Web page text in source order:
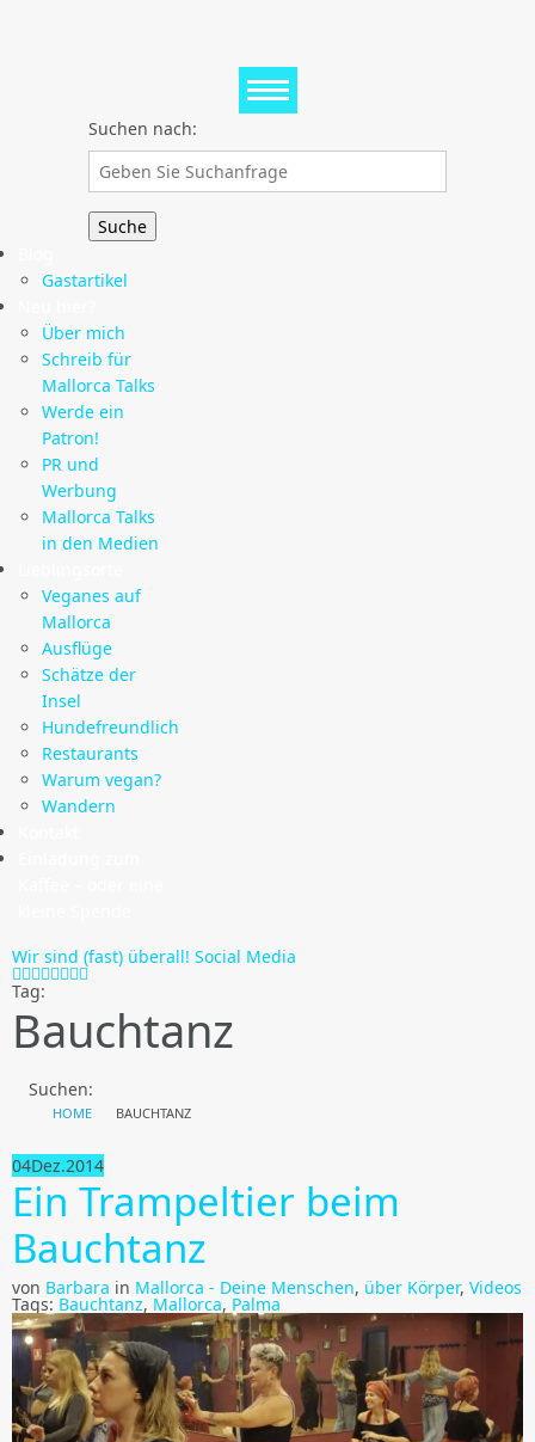
Suchen nach:
Gastartikel
Über mich
Schreib für
Mallorca Talks
Werde ein
Patron!
PR und
Werbung
Mallorca Talks
in den Medien
Veganes auf
Mallorca
Ausflüge
Schätze der
Insel
Hundefreundlich
Restaurants
Warum vegan?
Wandern
Wir sind (fast) überall! Social Media
Tag:
Bauchtanz
Suchen:
HOME BAUCHTANZ
04Dez.2014
Ein Trampeltier beim
Bauchtanz
von Barbara in Mallorca - Deine Menschen, über Körper, Videos
Tags: Bauchtanz, Mallorca, Palma